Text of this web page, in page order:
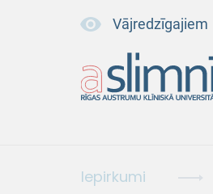
Vājredzīgajiem
Iepirkumi